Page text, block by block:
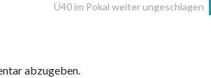
Ü40 im Pokal weiter ungeschlagen
abzugeben.